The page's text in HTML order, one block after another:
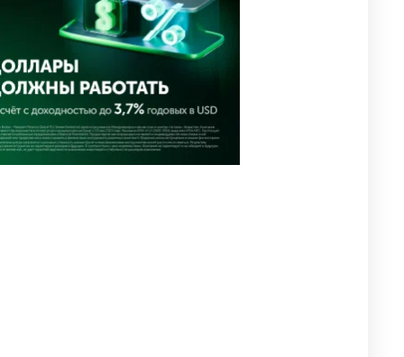
свадьбе и заработал
уголовное дело
11 79
5
🗣Глава государства
направил телеграмму
соболезнования родным и
близким Халық қаһарманы
Ивана Гапича